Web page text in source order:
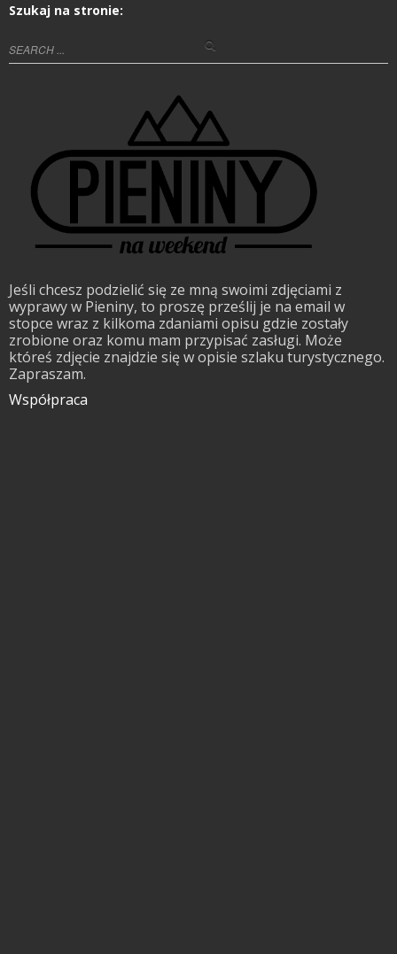
Szukaj na stronie:
Jeśli chcesz podzielić się ze mną swoimi zdjęciami z
wyprawy w Pieniny, to proszę prześlij je na email w
stopce wraz z kilkoma zdaniami opisu gdzie zostały
zrobione oraz komu mam przypisać zasługi. Może
któreś zdjęcie znajdzie się w opisie szlaku turystycznego.
Zapraszam.
Współpraca